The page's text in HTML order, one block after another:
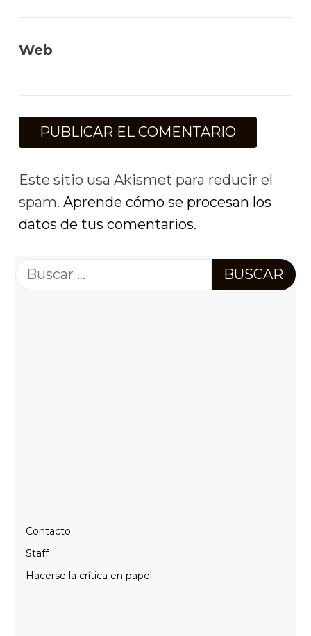
Web
Este sitio usa Akismet para reducir el
spam. Aprende cómo se procesan los
datos de tus comentarios.
Buscar:
Contacto
Staff
Hacerse la crítica en papel